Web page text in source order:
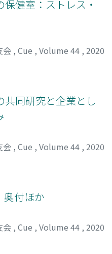
健室：ストレス・
会 , Cue , Volume 44 , 2020
共同研究と企業とし
会 , Cue , Volume 44 , 2020
奥付ほか
会 , Cue , Volume 44 , 2020